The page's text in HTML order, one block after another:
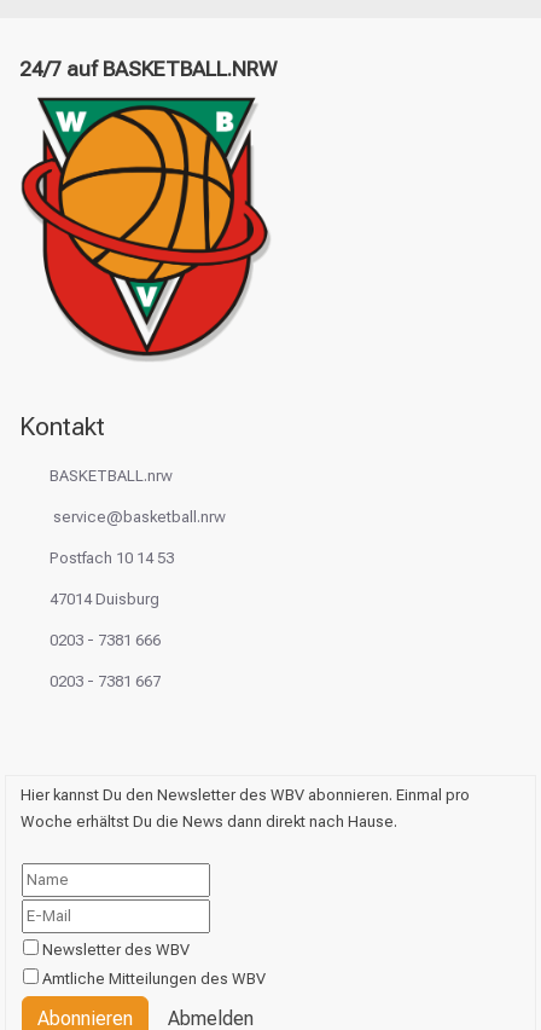
24/7 auf BASKETBALL.NRW
Kontakt
BASKETBALL.nrw
service@basketball.nrw
Postfach 10 14 53
47014 Duisburg
0203 - 7381 666
0203 - 7381 667
Hier kannst Du den Newsletter des WBV abonnieren. Einmal pro
Woche erhältst Du die News dann direkt nach Hause.
Newsletter des WBV
Amtliche Mitteilungen des WBV
Abonnieren Abmelden